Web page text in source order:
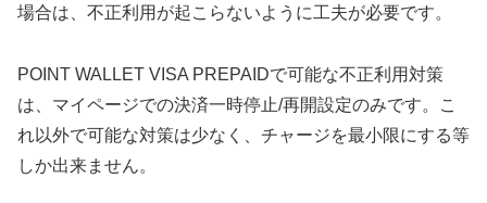
場合は、不正利用が起こらないように工夫が必要です。
POINT WALLET VISA PREPAIDで可能な不正利用対策
は、マイページでの決済一時停止/再開設定のみです。こ
れ以外で可能な対策は少なく、チャージを最小限にする等
しか出来ません。